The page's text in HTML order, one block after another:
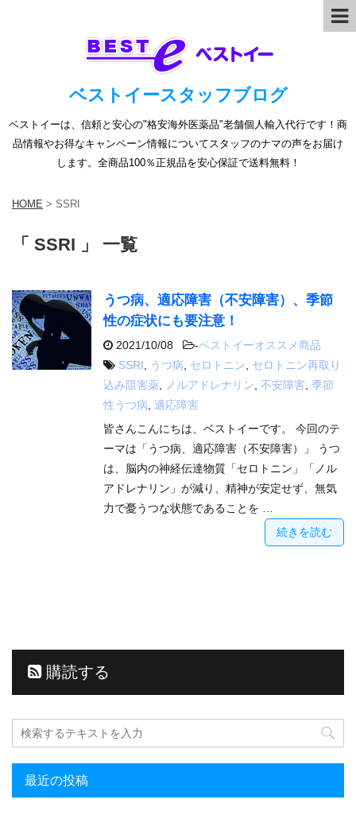
ベストイースタッフブログ
ベストイーは、信頼と安心の"格安海外医薬品"老舗個人輸入代行です！商
品情報やお得なキャンペーン情報についてスタッフのナマの声をお届け
します。全商品100％正規品を安心保証で送料無料！
HOME > SSRI
「 SSRI 」 一覧
うつ病、適応障害（不安障害）、季節
性の症状にも要注意！
2021/10/08 -ベストイーオススメ商品
SSRI
うつ病 セロトニン
セロトニン再取り
込み阻害薬
ノルアドレナリン 不安障害 季節
性うつ病
適応障害
皆さんこんにちは、ベストイーです。 今回のテ
ーマは「うつ病、適応障害（不安障害）」 うつ
は、脳内の神経伝達物質「セロトニン」「ノル
アドレナリン」が減り、精神が安定せず、無気
力で憂うつな状態であることを …
続きを読む
購読する
最近の投稿